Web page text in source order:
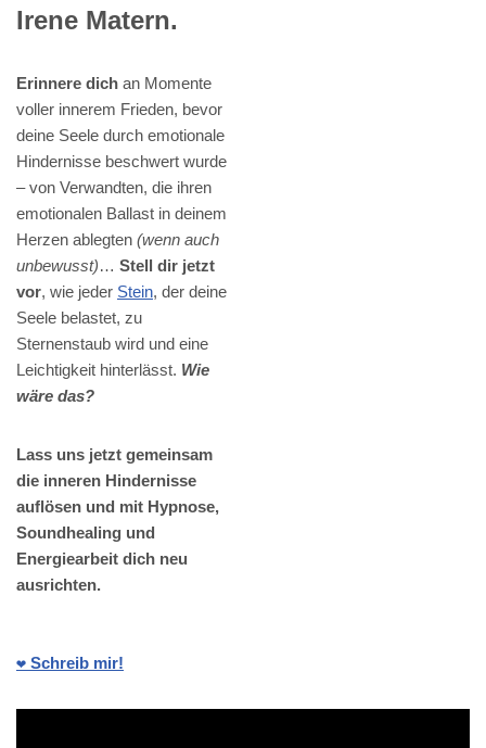
Irene Matern.
Erinnere dich an Momente
voller innerem Frieden, bevor
deine Seele durch emotionale
Hindernisse beschwert wurde
– von Verwandten, die ihren
emotionalen Ballast in deinem
Herzen ablegten (wenn auch
unbewusst)… Stell dir jetzt
vor, wie jeder Stein, der deine
Seele belastet, zu
Sternenstaub wird und eine
Leichtigkeit hinterlässt. Wie
wäre das?
Lass uns jetzt gemeinsam
die inneren Hindernisse
auflösen und mit Hypnose,
Soundhealing und
Energiearbeit dich neu
ausrichten.
❤️ Schreib mir!